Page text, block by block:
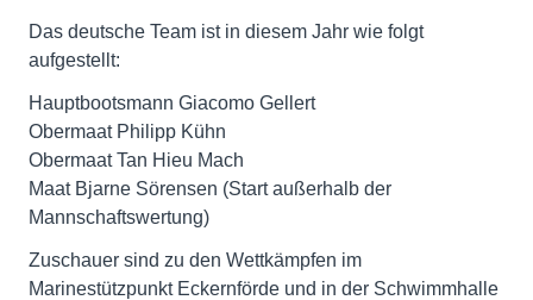
Das deutsche Team ist in diesem Jahr wie folgt
aufgestellt:
Hauptbootsmann Giacomo Gellert
Obermaat Philipp Kühn
Obermaat Tan Hieu Mach
Maat Bjarne Sörensen (Start außerhalb der
Mannschaftswertung)
Zuschauer sind zu den Wettkämpfen im
Marinestützpunkt Eckernförde und in der Schwimmhalle